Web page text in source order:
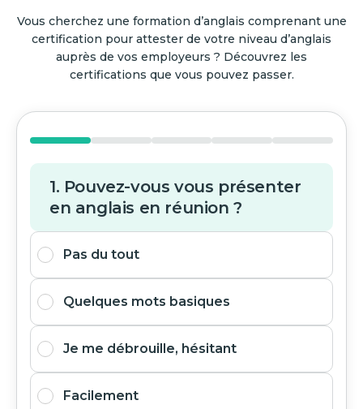
Vous cherchez une formation d’anglais comprenant une
certification pour attester de votre niveau d’anglais
auprès de vos employeurs ? Découvrez les
certifications que vous pouvez passer.
1. Pouvez-vous vous présenter
en anglais en réunion ?
Pas du tout
Quelques mots basiques
Je me débrouille, hésitant
Facilement